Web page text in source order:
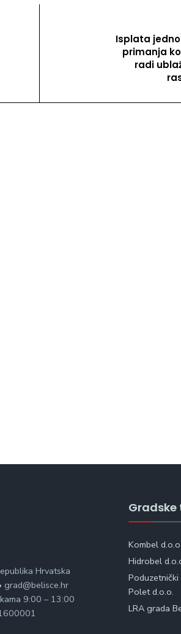
Isplata
primanja
radi
Hrvatska
9:00 – 13:00
Kombel d.o.o.
Hidrobel
Polet d.o.o.
LRA grada